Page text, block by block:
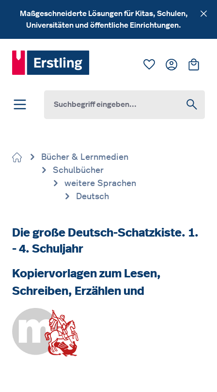
Zum Hauptinhalt springen
Maßgeschneiderte Lösungen für Kitas, Schulen,
Universitäten und öffentliche Einrichtungen.
Du hast 0
Bücher & Lernmedien
Schulbücher
weitere Sprachen
Deutsch
Die große Deutsch-Schatzkiste. 1.
- 4. Schuljahr
Kopiervorlagen zum Lesen,
Schreiben, Erzählen und